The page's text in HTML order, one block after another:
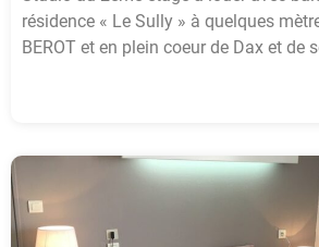
résidence « Le Sully » à quelques
BEROT et en plein coeur de Dax et de